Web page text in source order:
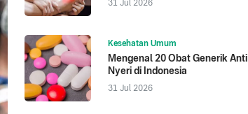
31 Jul 2026
Kesehatan Umum
Mengenal 20 Obat Generik Anti
Nyeri di Indonesia
31 Jul 2026